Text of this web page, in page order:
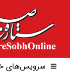
سرویس‌های